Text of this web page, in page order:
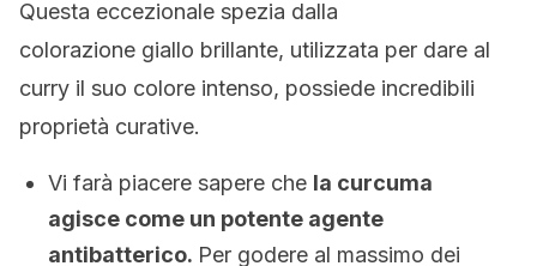
Questa eccezionale spezia dalla
colorazione giallo brillante, utilizzata per dare al
curry il suo colore intenso, possiede incredibili
proprietà curative.
Vi farà piacere sapere che la curcuma
agisce come un potente agente
antibatterico. Per godere al massimo dei